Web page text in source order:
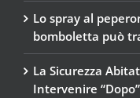
Lo spray al
bomboletta può
La Sicurezza
Intervenire